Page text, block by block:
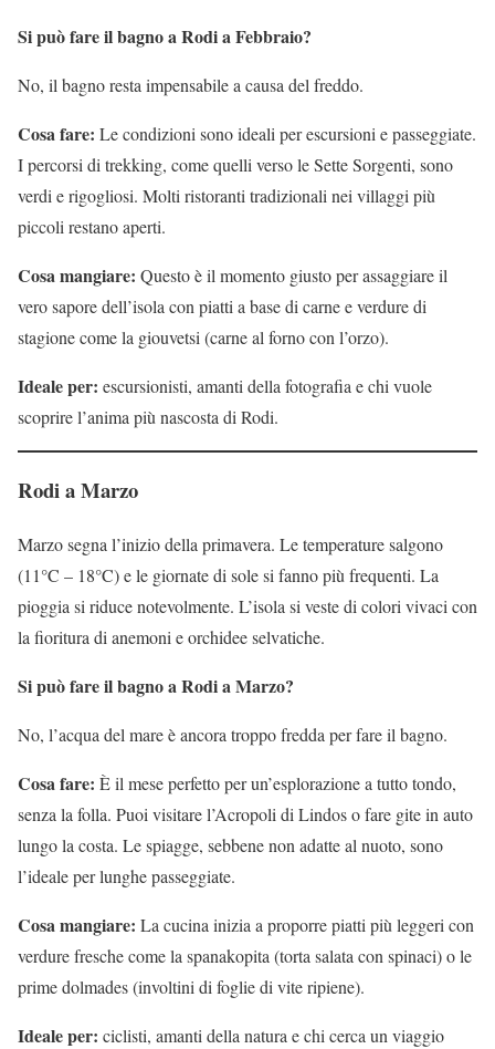
Si può fare il bagno a Rodi a Febbraio?
No, il bagno resta impensabile a causa del freddo.
Cosa fare: Le condizioni sono ideali per escursioni e passeggiate.
I percorsi di trekking, come quelli verso le Sette Sorgenti, sono
verdi e rigogliosi. Molti ristoranti tradizionali nei villaggi più
piccoli restano aperti.
Cosa mangiare: Questo è il momento giusto per assaggiare il
vero sapore dell’isola con piatti a base di carne e verdure di
stagione come la giouvetsi (carne al forno con l’orzo).
Ideale per: escursionisti, amanti della fotografia e chi vuole
scoprire l’anima più nascosta di Rodi.
Rodi a Marzo
Marzo segna l’inizio della primavera. Le temperature salgono
(11°C – 18°C) e le giornate di sole si fanno più frequenti. La
pioggia si riduce notevolmente. L’isola si veste di colori vivaci con
la fioritura di anemoni e orchidee selvatiche.
Si può fare il bagno a Rodi a Marzo?
No, l’acqua del mare è ancora troppo fredda per fare il bagno.
Cosa fare: È il mese perfetto per un’esplorazione a tutto tondo,
senza la folla. Puoi visitare l’Acropoli di Lindos o fare gite in auto
lungo la costa. Le spiagge, sebbene non adatte al nuoto, sono
l’ideale per lunghe passeggiate.
Cosa mangiare: La cucina inizia a proporre piatti più leggeri con
verdure fresche come la spanakopita (torta salata con spinaci) o le
prime dolmades (involtini di foglie di vite ripiene).
Ideale per: ciclisti, amanti della natura e chi cerca un viaggio